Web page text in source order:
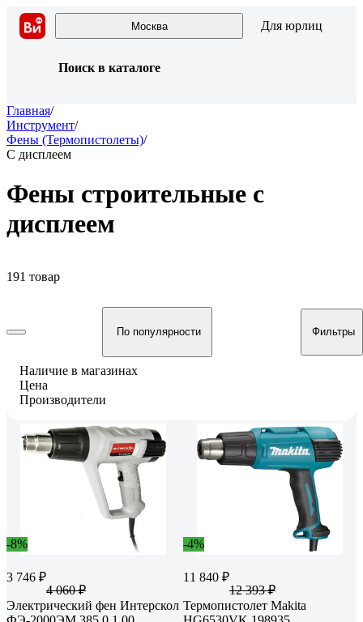
Москва Для юрлиц
Поиск в каталоге
Главная/
Инструмент/
Фены (Термопистолеты)/
С дисплеем
Фены строительные с
дисплеем
191 товар
По популярности Фильтры
Наличие в магазинах
Цена
Производители
-8%
3 746 ₽
4 060 ₽
Электрический фен Интерскол
-4%
11 840 ₽
12 393 ₽
Термопистолет Makita